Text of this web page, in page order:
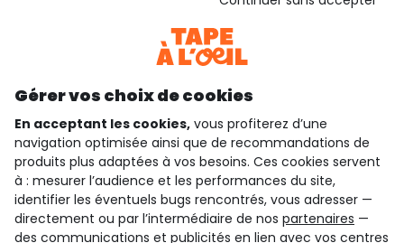
Consulter les CGU
qui sommes-nous ?
besoin d'aide ?
le club fidélité
Gérer vos choix de cookies
En acceptant les cookies, vous profiterez d’une
navigation optimisée ainsi que de recommandations de
produits plus adaptées à vos besoins. Ces cookies servent
à : mesurer l’audience et les performances du site,
identifier les éventuels bugs rencontrés, vous adresser —
directement ou par l’intermédiaire de nos partenaires —
des communications et publicités en lien avec vos centres